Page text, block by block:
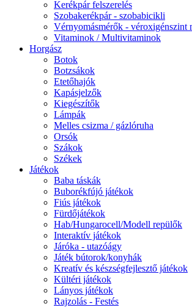
Kerékpár felszerelés
Szobakerékpár - szobabicikli
Vérnyomásmérők - véroxigénszint
Vitaminok / Multivitaminok
Horgász
Botok
Botzsákok
Etetőhajók
Kapásjelzők
Kiegészítők
Lámpák
Melles csizma / gázlóruha
Orsók
Szákok
Székek
Játékok
Baba táskák
Buborékfújó játékok
Fiús játékok
Fürdőjátékok
Hab/Hungarocell/Modell repülők
Interaktív játékok
Járóka - utazóágy
Játék bútorok/konyhák
Kreatív és készségfejlesztő játékok
Kültéri játékok
Lányos játékok
Rajzolás - Festés